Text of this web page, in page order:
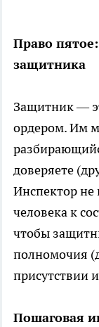
Право
защитника
Защитник —
ордером. Им
доверяете
Инспектор не
человека к
чтобы
полномочия
присутствии
Пошаговая